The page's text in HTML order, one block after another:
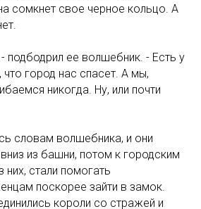
сомкнет свое черное кольцо. А
подбодрил ее волшебник. - Есть у
что город нас спасет. А мы,
никогда. Ну, или почти
словам волшебника, и они
из башни, потом к городским
них, стали помогать
поскорее зайти в замок.
короли со стражей и